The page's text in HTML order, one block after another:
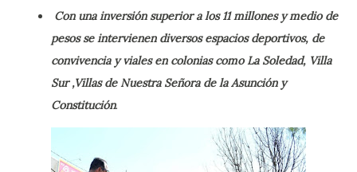
Con una inversión superior a los 11 millones y medio de
pesos se intervienen diversos espacios deportivos, de
convivencia y viales en colonias como La Soledad, Villa
Sur ,Villas de Nuestra Señora de la Asunción y
Constitución.